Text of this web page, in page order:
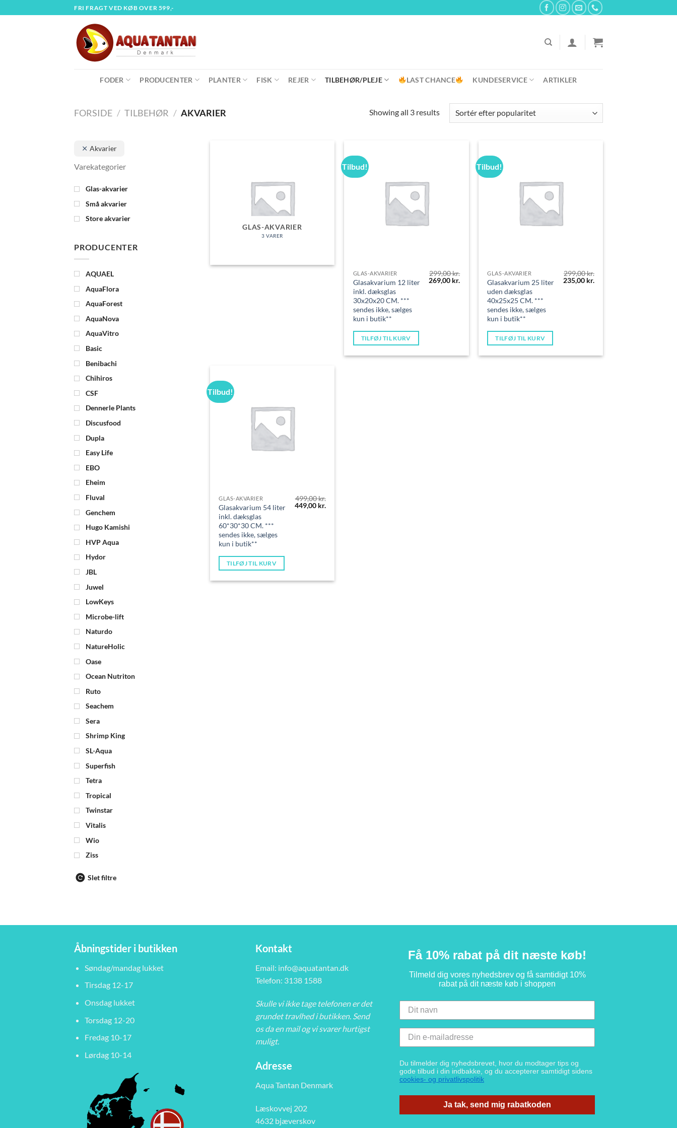
til
FRI FRAGT VED KØB OVER 599,-
FODER PRODUCENTER PLANTER FISK REJER TILBEHØR/PLEJE LAST CHANCE KUNDESERVICE ARTIKLER
FORSIDE / TILBEHØR / AKVARIER Showing all 3 results
Akvarier
Glas-akvarier
Små akvarier
Store akvarier
PRODUCENTER
AQUAEL
AquaFlora
AquaForest
AquaNova
AquaVitro
Basic
Benibachi
Chihiros
CSF
Dennerle Plants
Discusfood
Dupla
Easy Life
EBO
Eheim
Fluval
Genchem
Hugo Kamishi
HVP Aqua
Hydor
JBL
Juwel
LowKeys
Microbe-lift
Naturdo
NatureHolic
Oase
Ocean Nutriton
Ruto
Seachem
Sera
Shrimp King
SL-Aqua
Superfish
Tetra
Tropical
Twinstar
Vitalis
Wio
Ziss
Slet filtre
GLAS-AKVARIER
3 VARER
Tilbud!
GLAS-AKVARIER
Glasakvarium 12 liter
inkl. dæksglas
30x20x20 CM. ***
sendes ikke, sælges
kun i butik**
299,00kr.
Den
oprindelige
269,00 kr.
269,00 kr..
TILFØJ TIL KURV
Tilbud!
GLAS-AKVARIER
Glasakvarium 25 liter
uden dæksglas
40x25x25 CM. ***
sendes ikke, sælges
kun i butik**
299,00kr.
Den
oprindelige
235,00 kr.
TILFØJ TIL KURV
Tilbud!
GLAS-AKVARIER
Glasakvarium 54 liter
inkl. dæksglas
60*30*30 CM. ***
sendes ikke, sælges
kun i butik**
499,00kr.
Den
oprindelige
449,00 kr.
TILFØJ TIL KURV
Åbningstider i butikken
Søndag/mandag lukket
Tirsdag 12-17
Onsdag lukket
Torsdag 12-20
Fredag 10-17
Lørdag 10-14
Kontakt
Email: info@aquatantan.dk
Telefon: 3138 1588
Skulle vi ikke tage telefonen er det
grundet travlhed i butikken. Send
os da en mail og vi svarer hurtigst
muligt.
Adresse
Aqua Tantan Denmark
Læskovvej 202
4632 bjæverskov
Få 10% rabat på dit næste køb!
Tilmeld dig vores nyhedsbrev og få samtidigt 10%
rabat på dit næste køb i shoppen
Du tilmelder dig nyhedsbrevet, hvor du modtager tips og
gode tilbud i din indbakke, og du accepterer samtidigt sidens
cookies- og privatlivspolitik
Ja tak, send mig rabatkoden